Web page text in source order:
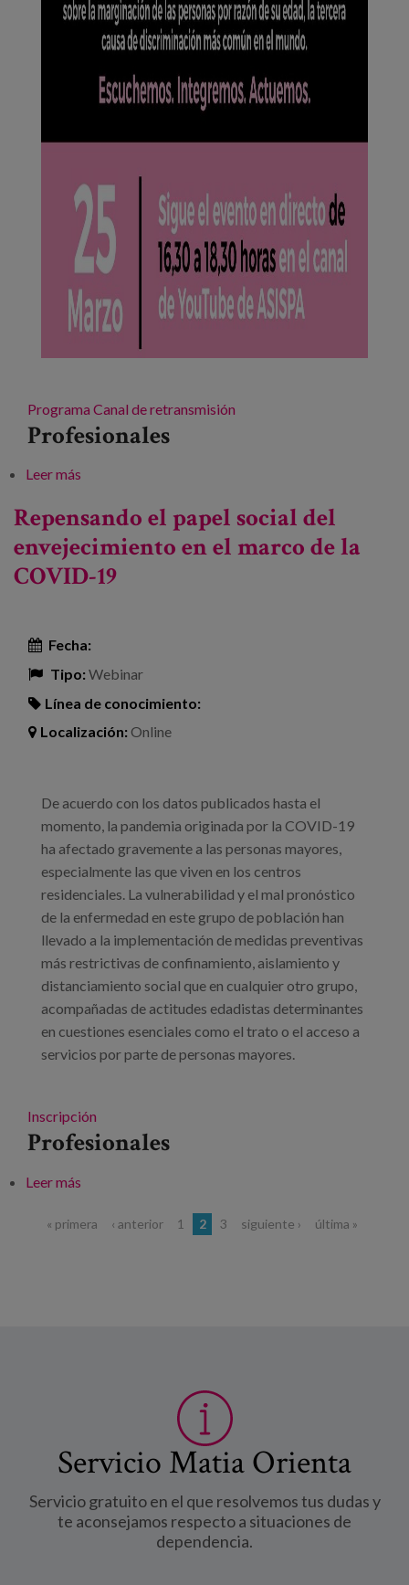
Programa Canal de retransmisión
Profesionales
Leer más
Repensando el papel social del
envejecimiento en el marco de la
COVID-19
Fecha:
Tipo:Webinar
Línea de conocimiento:
Localización:Online
De acuerdo con los datos publicados hasta el
momento, la pandemia originada por la COVID-19
ha afectado gravemente a las personas mayores,
especialmente las que viven en los centros
residenciales. La vulnerabilidad y el mal pronóstico
de la enfermedad en este grupo de población han
llevado a la implementación de medidas preventivas
más restrictivas de confinamiento, aislamiento y
distanciamiento social que en cualquier otro grupo,
acompañadas de actitudes edadistas determinantes
en cuestiones esenciales como el trato o el acceso a
servicios por parte de personas mayores.
Inscripción
Profesionales
Leer más
Páginas
« primera ‹ anterior 1 2 3 siguiente › última »
Servicio Matia Orienta
Servicio gratuito en el que resolvemos tus dudas y
te aconsejamos respecto a situaciones de
dependencia.